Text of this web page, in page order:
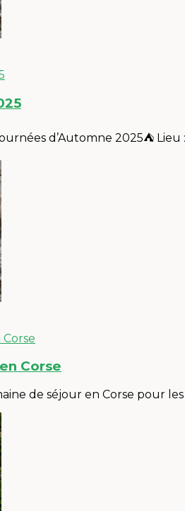
d’Automne 2025⛺️
Corse
de séjour en Corse pour